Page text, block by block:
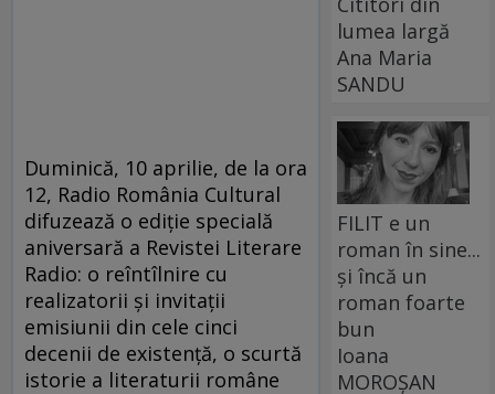
Duminică, 10 aprilie, de la ora
12, Radio România Cultural
difuzează o ediție specială
aniversară a Revistei Literare
Radio: o reîntîlnire cu
realizatorii și invitații
emisiunii din cele cinci
decenii de existență, o scurtă
istorie a literaturii române
lumea largă
Ana Maria
SANDU
FILIT e un
roman în sine...
și încă un
roman foarte
bun
Ioana
MOROȘAN